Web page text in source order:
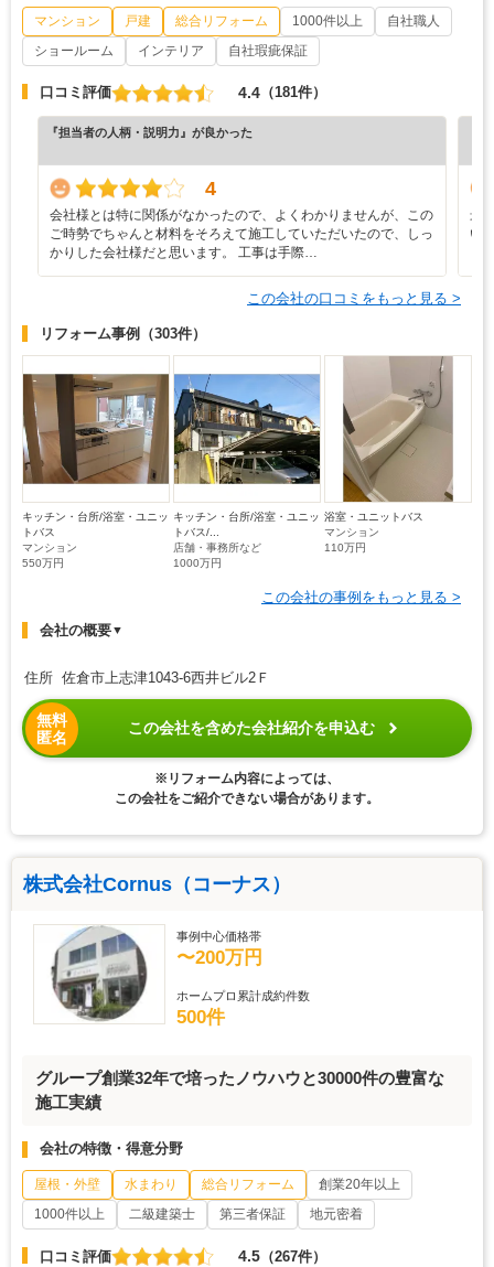
マンション 戸建 総合リフォーム 1000件以上
自社職人
ショールーム
インテリア 自社瑕疵保証
口コミ評価 4.4 （181件）
『担当者の人柄・説明力』が良かった
4
会社様とは特に関係がなかったので、よくわかりませんが、この
ご時勢でちゃんと材料をそろえて施工していただいたので、しっ
かりした会社様だと思います。 工事は手際…
最
い
この会社の口コミをもっと見る >
リフォーム事例 （303件）
キッチン・台所/浴室・ユニッ
トバス
マンション
550万円
キッチン・台所/浴室・ユニッ
トバス/...
店舗・事務所など
1000万円
浴室・ユニットバス
マンション
110万円
この会社の事例をもっと見る >
会社の概要▼
住所 佐倉市上志津1043-6西井ビル2Ｆ
無料
匿名
この会社を含めた会社紹介を申込む
※リフォーム内容によっては、
この会社をご紹介できない場合があります。
株式会社Cornus（コーナス）
事例中心価格帯
〜200万円
ホームプロ累計成約件数
500件
グループ創業32年で培ったノウハウと30000件の豊富な
施工実績
会社の特徴・得意分野
屋根・外壁 水まわり 総合リフォーム
創業20年以上
1000件以上
二級建築士 第三者保証 地元密着
口コミ評価 4.5 （267件）